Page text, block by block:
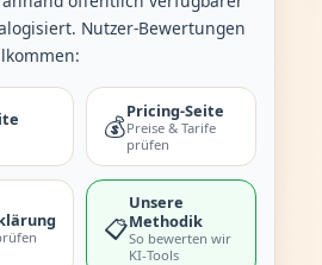
Nutzer-Bewertungen
💰
Pricing-Seite
Preise & Tarife
prüfen
📋
Unsere
Methodik
So bewerten wir
KI-Tools